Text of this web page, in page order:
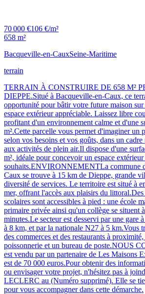
70 000 €106 €/m²
658 m²
Bacqueville-en-CauxSeine-Maritime
terrain
TERRAIN À CONSTRUIRE DE 658 M²
DIEPPE.Situé à Bacqueville-en-Caux, ce
opportunité pour bâtir votre future maison sur
espace extérieur appréciable. Laissez libre
profitant d'un environnement calme et d'une
m².Cette parcelle vous permet d'imaginer un
selon vos besoins et vos goûts, dans un
aux activités de plein air.Il dispose d'une
m², idéale pour concevoir un espace
souhaits.ENVIRONNEMENTLa commune
Caux se trouve à 15 km de Dieppe, grande
diversité de services. Le territoire est situé à
mer, offrant l'accès aux plaisirs du littoral.Des
scolaires sont accessibles à pied : une école
primaire privée ainsi qu'un collège se situent
minutes.Le secteur est desservi par une gare
à 8 km, et par la nationale N27 à 5 km.Vous
des commerces et des restaurants à
poissonnerie et un bureau de poste.NOUS
est vendu par un partenaire de Les Maisons
est de 70 000 euros.Pour obtenir des
ou envisager votre projet, n'hésitez pas à
LECLERC au (Numéro supprimé). Elle se
pour vous accompagner dans cette démarche.